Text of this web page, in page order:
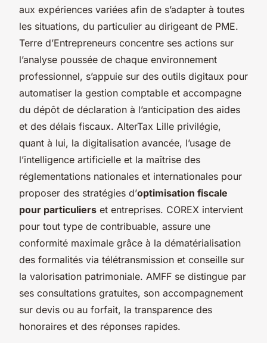
aux expériences variées afin de s’adapter à toutes
les situations, du particulier au dirigeant de PME.
Terre d’Entrepreneurs concentre ses actions sur
l’analyse poussée de chaque environnement
professionnel, s’appuie sur des outils digitaux pour
automatiser la gestion comptable et accompagne
du dépôt de déclaration à l’anticipation des aides
et des délais fiscaux. AlterTax Lille privilégie,
quant à lui, la digitalisation avancée, l’usage de
l’intelligence artificielle et la maîtrise des
réglementations nationales et internationales pour
proposer des stratégies d’optimisation fiscale
pour particuliers et entreprises. COREX intervient
pour tout type de contribuable, assure une
conformité maximale grâce à la dématérialisation
des formalités via télétransmission et conseille sur
la valorisation patrimoniale. AMFF se distingue par
ses consultations gratuites, son accompagnement
sur devis ou au forfait, la transparence des
honoraires et des réponses rapides.